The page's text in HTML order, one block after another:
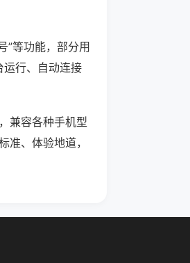
”等功能，部分用
运行、自动连接
兼容各种手机型
准、体验地道，